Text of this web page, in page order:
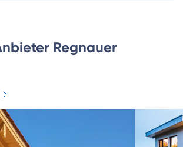
Regnauer